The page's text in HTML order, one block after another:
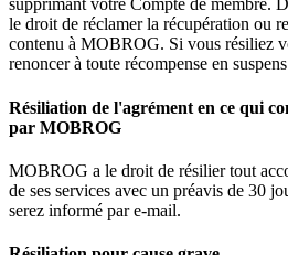
supprimant votre Compte de membre.
le droit de réclamer la récupération ou
contenu à MOBROG. Si vous résiliez
renoncer à toute récompense en
Résiliation de l'agrément en ce qui
par MOBROG
MOBROG a le droit de résilier tout
de ses services avec un préavis de 30
serez informé par e-mail.